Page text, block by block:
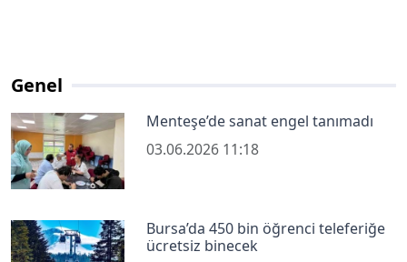
Genel
Menteşe’de sanat engel tanımadı
03.06.2026 11:18
Bursa’da 450 bin öğrenci teleferiğe
ücretsiz binecek